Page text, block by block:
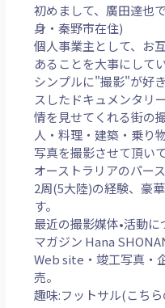
初めまして、廣田達也
身・秦野市在住)
個人事業主として、お
あることを大事にしてい
シンプルに"撮影"が好
スしたドキュメンタリ
情を見せてくれる街の
人・料理・建築・乗り
写真を撮影させて頂い
オーストラリアのパー
2周(5大陸)の経験、豪
す。
最近の撮影媒体•活動
マガジン Hana
Web site・竣工写真・
売。
趣味:フットサル(こち